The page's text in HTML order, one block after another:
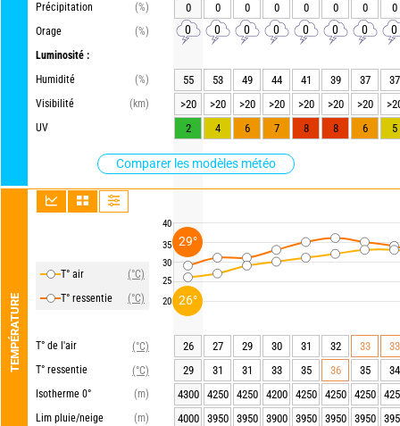
Précipitation
(%)
Orage
(%)
Luminosité :
Humidité
(%)
Visibilité
(km)
UV
Comparer les modèles météo
TEMPÉRATURE
T° air
(°C)
T° ressentie
(°C)
T° de l'air
(°C)
T° ressentie
(°C)
Isotherme 0°
(m)
Lim pluie/neige
(m)
40
35
30
25
20
0 0 0 0 0 0 0 0
0 0 0 0 0 0 0 0
55 53 49 44 41 39 37
37
>20
>20 >20 >20 >20 >20 >20
2
4 6 7 8 8 6 5
26 27 29 30 31 32 33
33
29
31 31 33 35 36 35
34
4300
4250 4250 4200 4250 4250 4250
4000
3950 3950 3900 3950 3950 3950
26°
29°